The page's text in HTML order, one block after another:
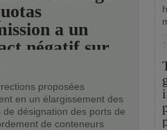
a un
négatif sur
de l’UE.
proposées
en un élargissement des
de désignation des ports de
de conteneurs